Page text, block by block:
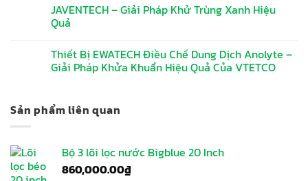
JAVENTECH – Giải Pháp Khử Trùng Xanh Hiệu
Quả
Thiết Bị EWATECH Điều Chế Dung Dịch Anolyte –
Giải Pháp Khửa Khuẩn Hiệu Quả Của VTETCO
Sản phẩm liên quan
Bộ 3 lõi lọc nước Bigblue 20 Inch
860,000.00₫